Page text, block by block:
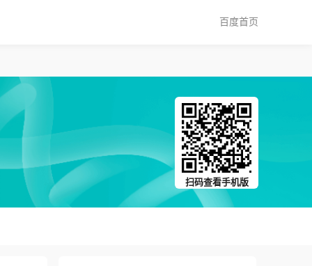
百度首页
扫码查看手机版